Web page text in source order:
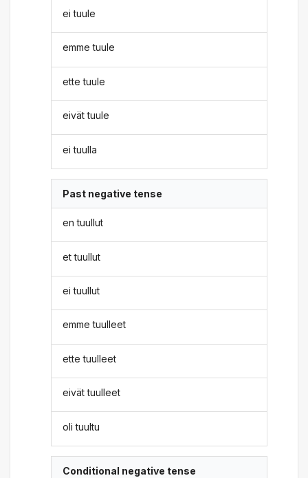
ei tuule
emme tuule
ette tuule
eivät tuule
ei tuulla
Past negative tense
en tuullut
et tuullut
ei tuullut
emme tuulleet
ette tuulleet
eivät tuulleet
oli tuultu
Conditional negative tense